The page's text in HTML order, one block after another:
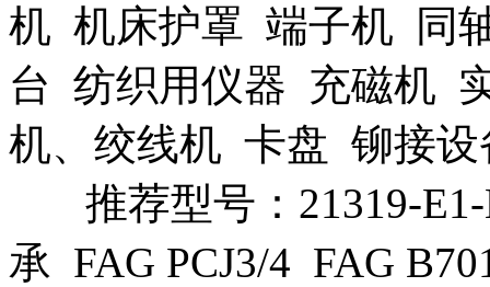
机 机床护罩 端子机 同
台 纺织用仪器 充磁机
机、绞线机 卡盘 铆接
推荐型号：21319-E1-
承 FAG PCJ3/4 FAG